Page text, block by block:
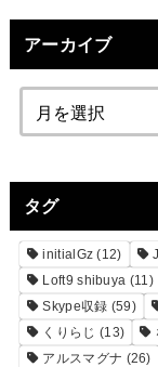
アーカイブ
タグ
initialGz (12)
Loft9 shibuya (11)
Skype収録 (59)
くりらじ (13)
アルスマグナ (26)